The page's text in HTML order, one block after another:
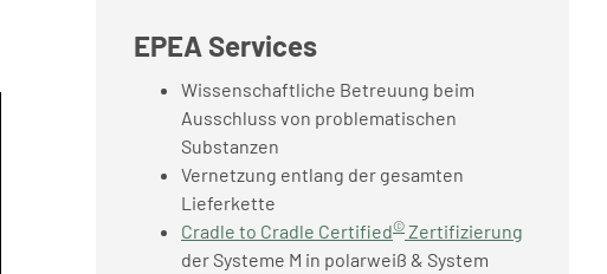
EPEA Services
Wissenschaftliche Betreuung beim
Ausschluss von problematischen
Substanzen
Vernetzung entlang der gesamten
Lieferkette
Cradle to Cradle Certified© Zertifizierung
der Systeme M in polarweiß & System